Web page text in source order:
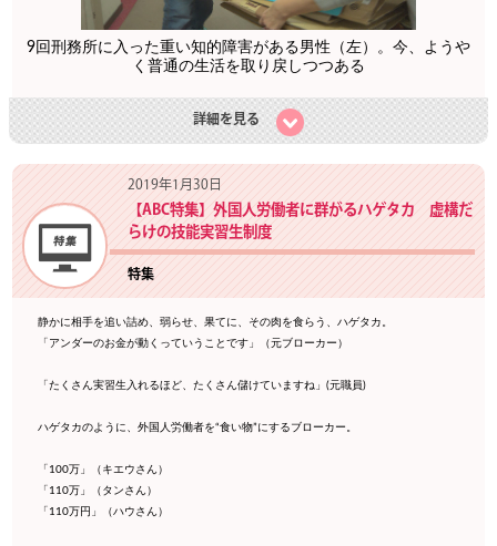
9回刑務所に入った重い知的障害がある男性（左）。今、ようや
く普通の生活を取り戻しつつある
詳細を見る
2019年1月30日
【ABC特集】外国人労働者に群がるハゲタカ 虚構だ
らけの技能実習生制度
特集
静かに相手を追い詰め、弱らせ、果てに、その肉を食らう、ハゲタカ。
「アンダーのお金が動くっていうことです」（元ブローカー）
「たくさん実習生入れるほど、たくさん儲けていますね」(元職員)
ハゲタカのように、外国人労働者を“食い物”にするブローカー。
「100万」（キエウさん）
「110万」（タンさん）
「110万円」（ハウさん）